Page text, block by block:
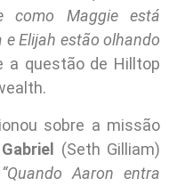
como Maggie está
Elijah estão olhando
a questão de Hilltop
sobre a missão
Gabriel (Seth Gilliam)
“Quando Aaron entra